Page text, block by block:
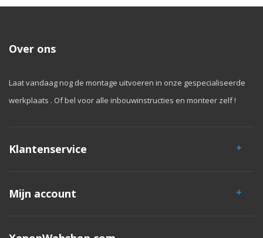
Over ons
Laat vandaag nog de montage uitvoeren in onze gespecialiseerde
werkplaats . Of bel voor alle inbouwinstructies en monteer zelf !
Klantenservice
Mijn account